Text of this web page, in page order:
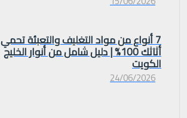
7 أنواع من مواد التغليف والتعبئة تحمي
أثاثك 100% | دليل شامل من أنوار الخليج
الكويت
24/06/2026